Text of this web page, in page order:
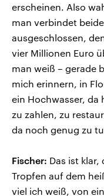
erscheinen. Also
man verbindet
ausgeschlossen,
vier Millionen Euro
man weiß – gerade
mich erinnern, in
ein Hochwasser, da
zu zahlen, zu
da noch genug zu
Fischer: Das ist klar,
Tropfen auf dem
viel ich weiß, von